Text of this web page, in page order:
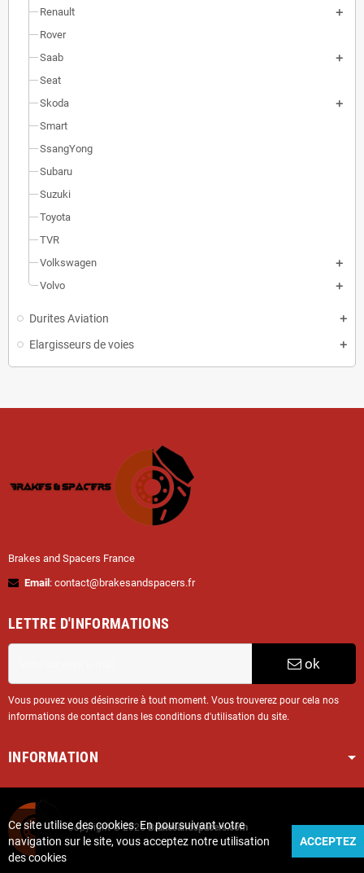
Renault
Rover
Saab
Seat
Skoda
Smart
SsangYong
Subaru
Suzuki
Toyota
TVR
Volkswagen
Volvo
Durites Aviation
Elargisseurs de voies
Brakes and Spacers France
Email : contact@brakesandspacers.fr
LETTRE D'INFORMATIONS
ok
Vous pouvez vous désinscrire à tout moment. Vous trouverez pour cela nos
informations de contact dans les conditions d'utilisation du site.
INFORMATION
Copyright © 2025Brakesandspacers.com
Ce site utilise des cookies. En poursuivant votre
navigation sur le site, vous acceptez notre utilisation
des cookies
ACCEPTEZ